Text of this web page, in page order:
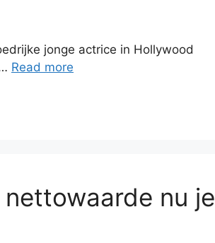
jonge actrice in Hollywood
Read more
nu je